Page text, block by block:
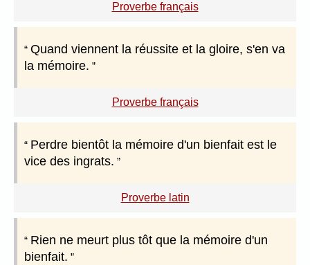
Proverbe français
Quand viennent la réussite et la gloire, s'en va
la mémoire.
Proverbe français
Perdre bientôt la mémoire d'un bienfait est le
vice des ingrats.
Proverbe latin
Rien ne meurt plus tôt que la mémoire d'un
bienfait.